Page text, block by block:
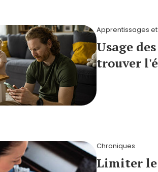
Apprentissages
Usage
trouver
Chroniques
Limiter le